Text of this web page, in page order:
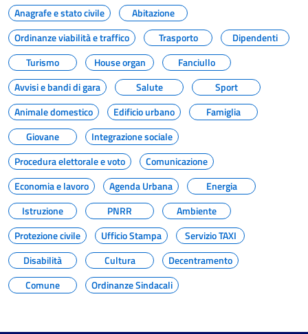
Anagrafe e stato civile
Abitazione
Ordinanze viabilità e traffico
Trasporto
Dipendenti
Turismo
House organ
Fanciullo
Avvisi e bandi di gara
Salute
Sport
Animale domestico
Edificio urbano
Famiglia
Giovane
Integrazione sociale
Procedura elettorale e voto
Comunicazione
Economia e lavoro
Agenda Urbana
Energia
Istruzione
PNRR
Ambiente
Protezione civile
Ufficio Stampa
Servizio TAXI
Disabilità
Cultura
Decentramento
Comune
Ordinanze Sindacali